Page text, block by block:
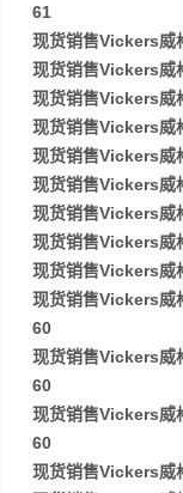
61
现货销售Vickers威
现货销售Vickers威
现货销售Vickers威
现货销售Vickers威
现货销售Vickers威
现货销售Vickers威
现货销售Vickers威
现货销售Vickers威
现货销售Vickers威
现货销售Vickers威
60
现货销售Vickers威
60
现货销售Vickers威
60
现货销售Vickers威